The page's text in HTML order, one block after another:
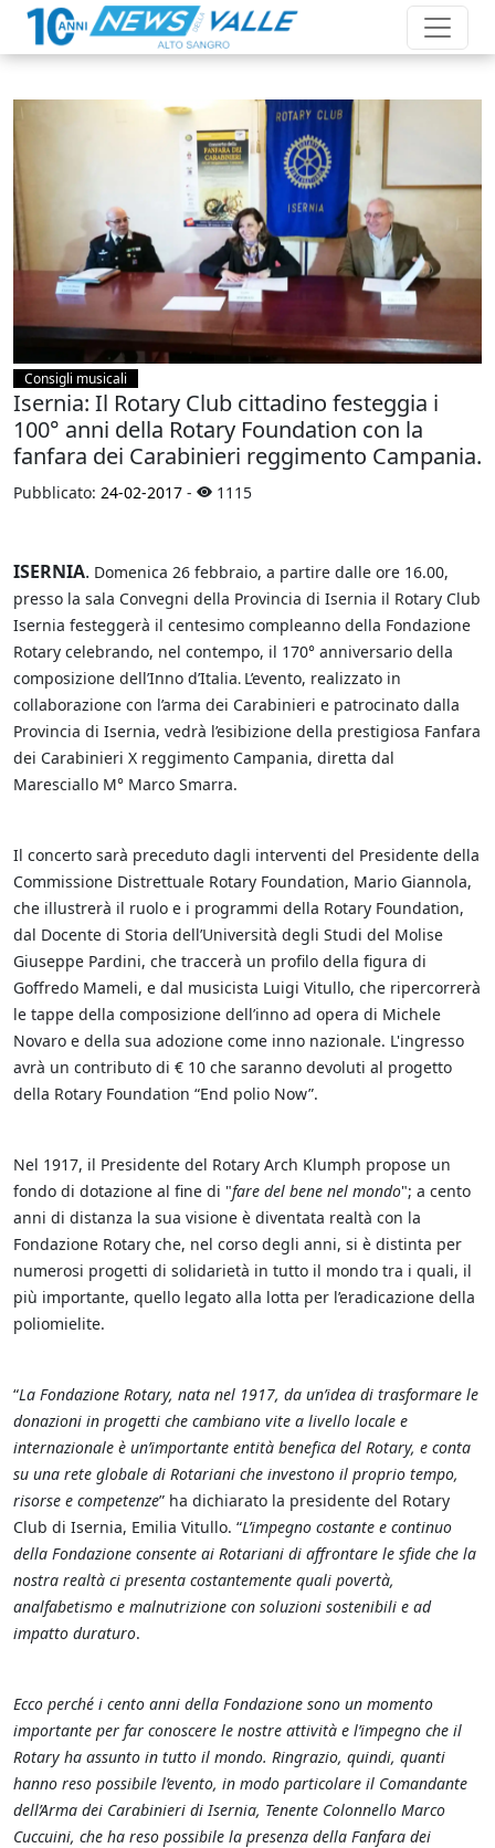
Consigli musicali
Isernia: Il Rotary Club cittadino festeggia i
100° anni della Rotary Foundation con la
fanfara dei Carabinieri reggimento Campania.
Pubblicato: 24-02-2017 - 1115
ISERNIA. Domenica 26 febbraio, a partire dalle ore 16.00,
presso la sala Convegni della Provincia di Isernia il Rotary Club
Isernia festeggerà il centesimo compleanno della Fondazione
Rotary celebrando, nel contempo, il 170° anniversario della
composizione dell’Inno d’Italia. L’evento, realizzato in
collaborazione con l’arma dei Carabinieri e patrocinato dalla
Provincia di Isernia, vedrà l’esibizione della prestigiosa Fanfara
dei Carabinieri X reggimento Campania, diretta dal
Maresciallo M° Marco Smarra.
Il concerto sarà preceduto dagli interventi del Presidente della
Commissione Distrettuale Rotary Foundation, Mario Giannola,
che illustrerà il ruolo e i programmi della Rotary Foundation,
dal Docente di Storia dell’Università degli Studi del Molise
Giuseppe Pardini, che traccerà un profilo della figura di
Goffredo Mameli, e dal musicista Luigi Vitullo, che ripercorrerà
le tappe della composizione dell’inno ad opera di Michele
Novaro e della sua adozione come inno nazionale. L'ingresso
avrà un contributo di € 10 che saranno devoluti al progetto
della Rotary Foundation “End polio Now”.
Nel 1917, il Presidente del Rotary Arch Klumph propose un
fondo di dotazione al fine di "fare del bene nel mondo"; a cento
anni di distanza la sua visione è diventata realtà con la
Fondazione Rotary che, nel corso degli anni, si è distinta per
numerosi progetti di solidarietà in tutto il mondo tra i quali, il
più importante, quello legato alla lotta per l’eradicazione della
poliomielite.
“La Fondazione Rotary, nata nel 1917, da un’idea di trasformare le
donazioni in progetti che cambiano vite a livello locale e
internazionale è un’importante entità benefica del Rotary, e conta
su una rete globale di Rotariani che investono il proprio tempo,
risorse e competenze” ha dichiarato la presidente del Rotary
Club di Isernia, Emilia Vitullo. “L’impegno costante e continuo
della Fondazione consente ai Rotariani di affrontare le sfide che la
nostra realtà ci presenta costantemente quali povertà,
analfabetismo e malnutrizione con soluzioni sostenibili e ad
impatto duraturo.
Ecco perché i cento anni della Fondazione sono un momento
importante per far conoscere le nostre attività e l’impegno che il
Rotary ha assunto in tutto il mondo. Ringrazio, quindi, quanti
hanno reso possibile l’evento, in modo particolare il Comandante
dell’Arma dei Carabinieri di Isernia, Tenente Colonnello Marco
Cuccuini, che ha reso possibile la presenza della Fanfara dei